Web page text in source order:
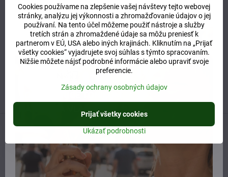
+421 904 55 33 96
info​@prirodnyraj​.sk
Kamenná predajňa
Ružinovská 40, 82103 Bratislava
Otváracie hodiny
UTOROK 10:00 - 15:00
STREDA 10:00 - 17:00
ŠTVRTOK 10:00 - 15:00
Predchádzajúci produkt Nasledujúci produkt
Naposledy ste si prezerali
Cookies používame na zlepšenie vašej návštevy tejto webovej
stránky, analýzu jej výkonnosti a zhromažďovanie údajov o jej
používaní. Na tento účel môžeme použiť nástroje a služby
tretích strán a zhromaždené údaje sa môžu preniesť k
partnerom v EÚ, USA alebo iných krajinách. Kliknutím na „Prijať
všetky cookies“ vyjadrujete svoj súhlas s týmto spracovaním.
Nižšie môžete nájsť podrobné informácie alebo upraviť svoje
preferencie.
Zásady ochrany osobných údajov
Ukázať podrobnosti
Prijať všetky cookies